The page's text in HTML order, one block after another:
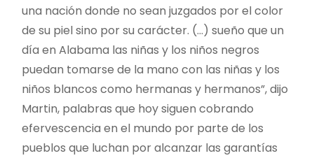
una nación donde no sean juzgados por el color
de su piel sino por su carácter. (…) sueño que un
día en Alabama las niñas y los niños negros
puedan tomarse de la mano con las niñas y los
niños blancos como hermanas y hermanos”, dijo
Martin, palabras que hoy siguen cobrando
efervescencia en el mundo por parte de los
pueblos que luchan por alcanzar las garantías